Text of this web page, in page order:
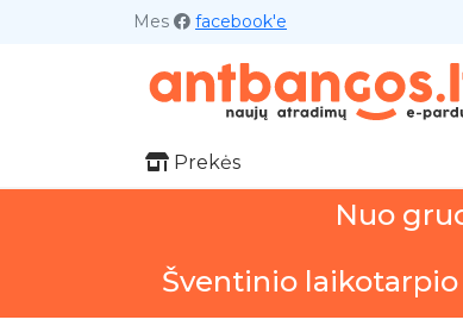
Mes facebook'e
Prekės
Nuo
Šventinio